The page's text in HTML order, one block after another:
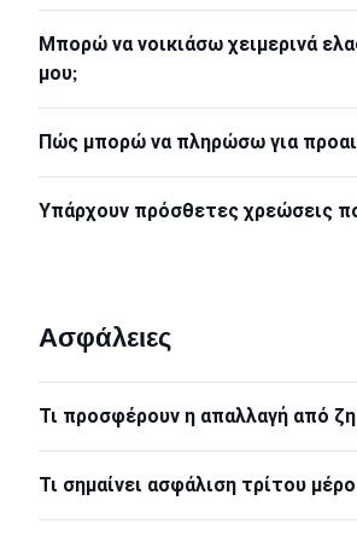
Μπορώ να νοικιάσω χειμερινά
μου;
Πώς μπορώ να πληρώσω για
Υπάρχουν πρόσθετες χρεώσεις
Ασφάλειες
Τι προσφέρουν η απαλλαγή από
Τι σημαίνει ασφάλιση τρίτου